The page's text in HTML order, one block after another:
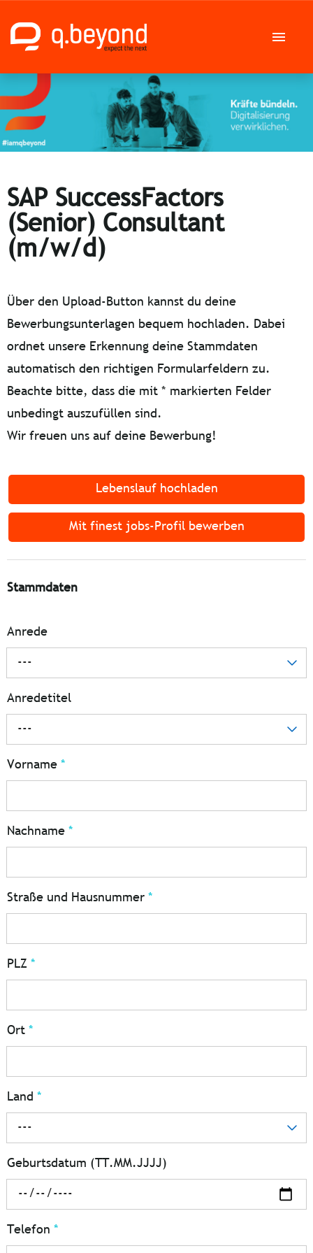
Deutsch
Stellenangebote
SAP SuccessFactors
(Senior) Consultant
(m/w/d)
Über den Upload-Button kannst du deine
Bewerbungsunterlagen bequem hochladen. Dabei
ordnet unsere Erkennung deine Stammdaten
automatisch den richtigen Formularfeldern zu.
Beachte bitte, dass die mit * markierten Felder
unbedingt auszufüllen sind.
Wir freuen uns auf deine Bewerbung!
Lebenslauf hochladen
Mit finest jobs-Profil bewerben
Stammdaten
Anrede
---
Anredetitel
---
Vorname *
Nachname *
Straße und Hausnummer *
PLZ *
Ort *
Land *
---
Geburtsdatum (TT.MM.JJJJ)
Telefon *